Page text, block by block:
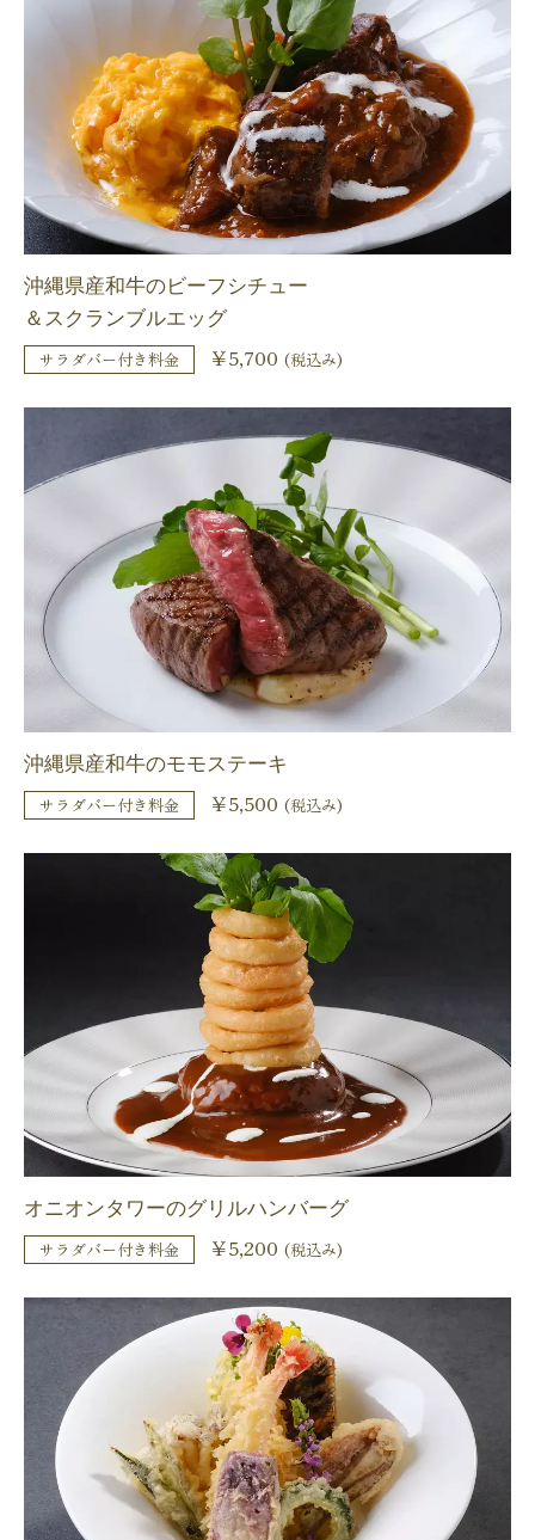
沖縄県産和牛のビーフシチュー
＆スクランブルエッグ
サラダバー付き料金 ￥5,700 (税込み)
沖縄県産和牛のモモステーキ
サラダバー付き料金 ￥5,500 (税込み)
オニオンタワーのグリルハンバーグ
サラダバー付き料金 ￥5,200 (税込み)